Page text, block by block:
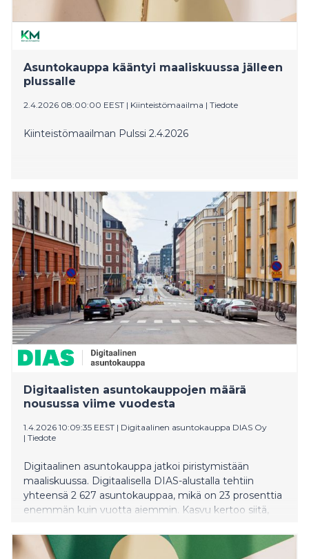
keskustan toimistojen ja liiketilojen vuokrakehitys on
tasaista.
Asuntokauppa kääntyi maaliskuussa jälleen
plussalle
2.4.2026 08:00:00 EEST | Kiinteistömaailma | Tiedote
Kiinteistömaailman Pulssi 2.4.2026
Digitaalisten asuntokauppojen määrä
nousussa viime vuodesta
1.4.2026 10:09:35 EEST | Digitaalinen asuntokauppa DIAS Oy
| Tiedote
Digitaalinen asuntokauppa jatkoi piristymistään
maaliskuussa. Digitaalisella DIAS-alustalla tehtiin
yhteensä 2 627 asuntokauppaa, mikä on 23 prosenttia
enemmän kuin vuotta aiemmin. Kasvu kertoo siitä,
digitaalisiin kanaviin.